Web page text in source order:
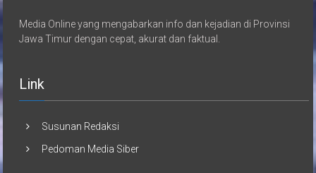
Media Online yang mengabarkan info dan kejadian di Provinsi
Jawa Timur dengan cepat, akurat dan faktual.
Link
Susunan Redaksi
Pedoman Media Siber